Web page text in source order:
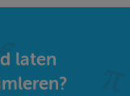
laten